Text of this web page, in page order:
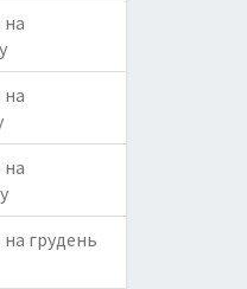
на
на
на
на грудень